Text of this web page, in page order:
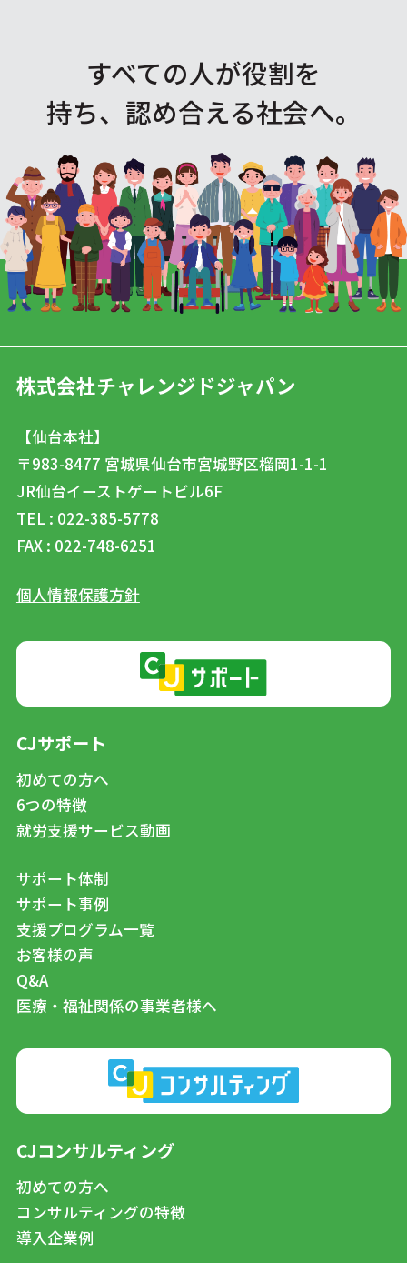
すべての人が役割を
持ち、認め合える社会へ。
株式会社チャレンジドジャパン
【仙台本社】
〒983-8477 宮城県仙台市宮城野区榴岡1-1-1
JR仙台イーストゲートビル6F
TEL : 022-385-5778
FAX : 022-748-6251
個人情報保護方針
CJサポート
初めての方へ
6つの特徴
就労支援サービス動画
サポート体制
サポート事例
支援プログラム一覧
お客様の声
Q&A
医療・福祉関係の事業者様へ
CJコンサルティング
初めての方へ
コンサルティングの特徴
導入企業例